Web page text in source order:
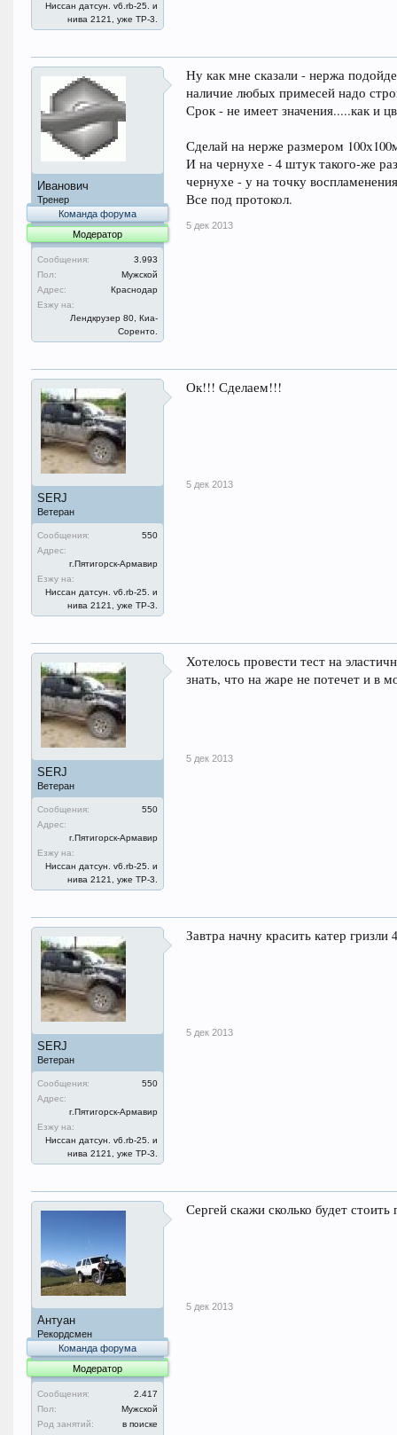
Ниссан датсун. v6.rb-25. и
нива 2121, уже ТР-3.
Иванович
Тренер
Команда форума
Модератор
Сообщения:
3.993
Пол:
Мужской
Адрес:
Краснодар
Езжу на:
Лендкрузер 80, Киа-
Соренто.
Ну как мне сказали - нержа
наличие любых примесей надо
Срок - не имеет значения.....как и
Сделай на нерже размером
И на чернухе - 4 штук такого-же
чернухе - у на точку
Все под протокол.
5 дек 2013
SERJ
Ветеран
Сообщения:
550
Адрес:
г.Пятигорск-Армавир
Езжу на:
Ниссан датсун. v6.rb-25. и
нива 2121, уже ТР-3.
Ок!!! Сделаем!!!
5 дек 2013
SERJ
Ветеран
Сообщения:
550
Адрес:
г.Пятигорск-Армавир
Езжу на:
Ниссан датсун. v6.rb-25. и
нива 2121, уже ТР-3.
Хотелось провести тест на
знать, что на жаре не потечет и в
5 дек 2013
SERJ
Ветеран
Сообщения:
550
Адрес:
г.Пятигорск-Армавир
Езжу на:
Ниссан датсун. v6.rb-25. и
нива 2121, уже ТР-3.
Завтра начну красить катер
5 дек 2013
Антуан
Рекордсмен
Команда форума
Модератор
Сообщения:
2.417
Пол:
Мужской
Род занятий:
в поиске
Сергей скажи сколько будет
5 дек 2013